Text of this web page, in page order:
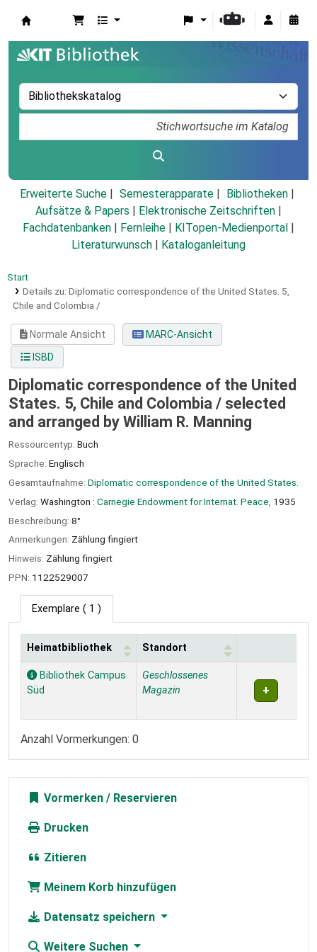
Erweiterte Suche Semesterapparate
Bibliotheken
Aufsätze & Papers
Elektronische Zeitschriften
Fachdatenbanken
Fernleihe KITopen-Medienportal
Literaturwunsch
Kataloganleitung
Start
Details zu: Diplomatic correspondence of the United States. 5,
Chile and Colombia /
Normale Ansicht
MARC-Ansicht
ISBD
Diplomatic correspondence of the United
States. 5, Chile and Colombia / selected
and arranged by William R. Manning
Ressourcentyp: Buch
Sprache: Englisch
Gesamtaufnahme: Diplomatic correspondence of the United States.
Verlag: Washington : Carnegie Endowment for Internat. Peace, 1935
Beschreibung: 8°
Anmerkungen: Zählung fingiert
Hinweis: Zählung fingiert
PPN: 1122529007
Exemplare ( 1 )
Exemplare
Heimatbibliothek Standort
Bibliothek Campus
Süd
Geschlossenes
Magazin
Anzahl Vormerkungen: 0
Vormerken
Drucken
Zitieren
Meinem Korb hinzufügen
Datensatz speichern
Weitere Suchen